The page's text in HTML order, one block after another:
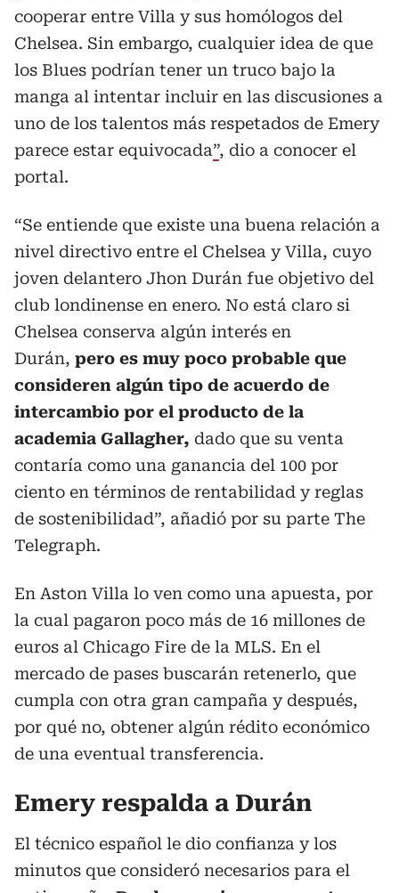
cooperar entre Villa y sus homólogos del
Chelsea. Sin embargo, cualquier idea de que
los Blues podrían tener un truco bajo la
manga al intentar incluir en las discusiones a
uno de los talentos más respetados de Emery
parece estar equivocada”, dio a conocer el
portal.
“Se entiende que existe una buena relación a
nivel directivo entre el Chelsea y Villa, cuyo
joven delantero Jhon Durán fue objetivo del
club londinense en enero. No está claro si
Chelsea conserva algún interés en
Durán, pero es muy poco probable que
consideren algún tipo de acuerdo de
intercambio por el producto de la
academia Gallagher, dado que su venta
contaría como una ganancia del 100 por
ciento en términos de rentabilidad y reglas
de sostenibilidad”, añadió por su parte The
Telegraph.
En Aston Villa lo ven como una apuesta, por
la cual pagaron poco más de 16 millones de
euros al Chicago Fire de la MLS. En el
mercado de pases buscarán retenerlo, que
cumpla con otra gran campaña y después,
por qué no, obtener algún rédito económico
de una eventual transferencia.
Emery respalda a Durán
El técnico español le dio confianza y los
minutos que consideró necesarios para el